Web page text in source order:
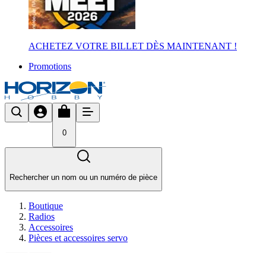
ACHETEZ VOTRE BILLET DÈS MAINTENANT !
Promotions
0
Rechercher un nom ou un numéro de pièce
Boutique
Radios
Accessoires
Pièces et accessoires servo